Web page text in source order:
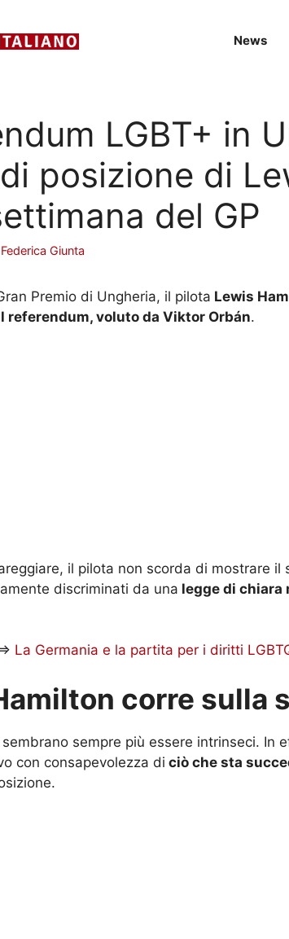
News
LGBT+ in
posizione di
del GP
Federica Giunta
Premio di Ungheria, il pilota Lewis
referendum, voluto da Viktor Orbán.
il pilota non scorda di mostrare
discriminati da una legge di chiara
La Germania e la partita per i diritti
corre sulla
sempre più essere intrinseci. In
con consapevolezza di ciò che sta